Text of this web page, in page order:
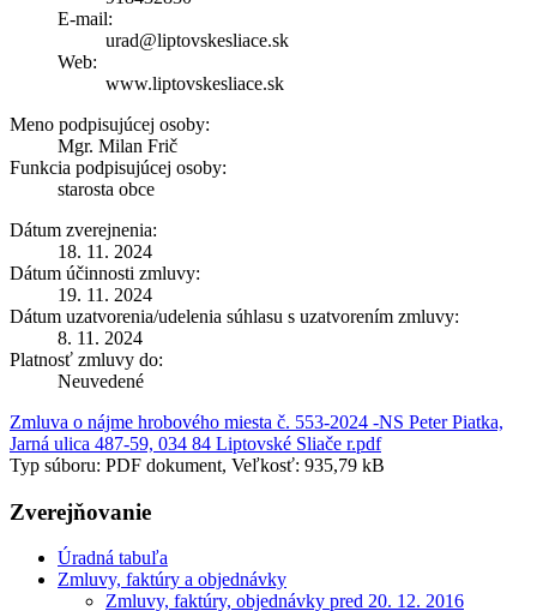
E-mail:
urad@liptovskesliace.sk
Web:
www.liptovskesliace.sk
Meno podpisujúcej osoby:
Mgr. Milan Frič
Funkcia podpisujúcej osoby:
starosta obce
Dátum zverejnenia:
18. 11. 2024
Dátum účinnosti zmluvy:
19. 11. 2024
Dátum uzatvorenia/udelenia súhlasu s uzatvorením zmluvy:
8. 11. 2024
Platnosť zmluvy do:
Neuvedené
Zmluva o nájme hrobového miesta č. 553-2024 -NS Peter Piatka,
Jarná ulica 487-59, 034 84 Liptovské Sliače r.pdf
Typ súboru: PDF dokument, Veľkosť: 935,79 kB
Zverejňovanie
Úradná tabuľa
Zmluvy, faktúry a objednávky
Zmluvy, faktúry, objednávky pred 20. 12. 2016